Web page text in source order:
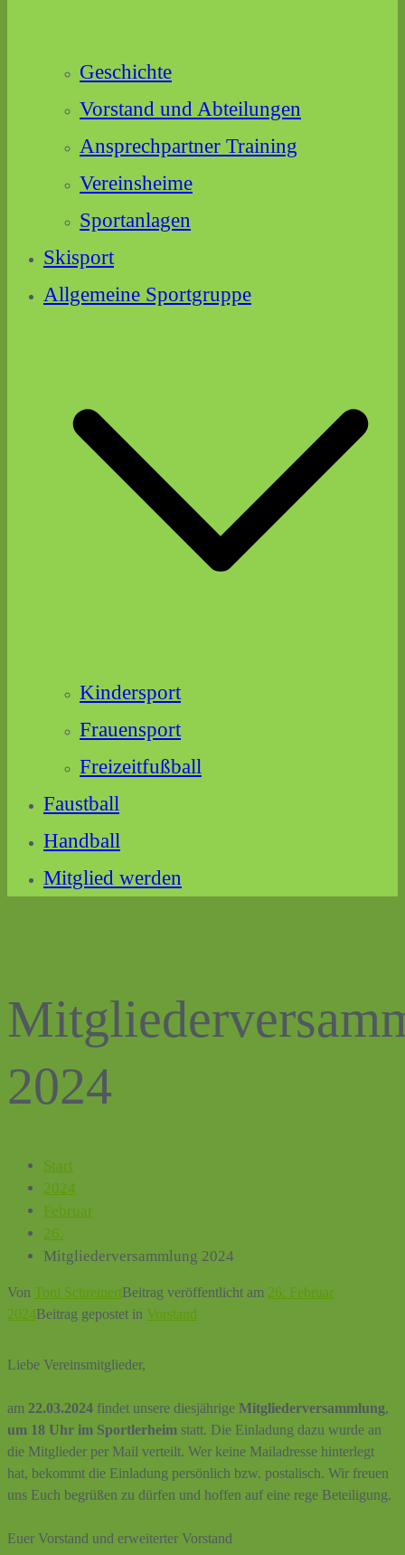
Geschichte
Vorstand und Abteilungen
Ansprechpartner Training
Vereinsheime
Sportanlagen
Skisport
Allgemeine Sportgruppe
Kindersport
Frauensport
Freizeitfußball
Faustball
Handball
Mitglied werden
2024
Start
2024
Februar
26.
Mitgliederversammlung 2024
Von Toni SchreinertBeitrag veröffentlicht am 26. Februar
2024Beitrag gepostet in Vorstand
Liebe Vereinsmitglieder,
am 22.03.2024 findet unsere diesjährige Mitgliederversammlung,
um 18 Uhr im Sportlerheim statt. Die Einladung dazu wurde an
die Mitglieder per Mail verteilt. Wer keine Mailadresse hinterlegt
hat, bekommt die Einladung persönlich bzw. postalisch. Wir freuen
uns Euch begrüßen zu dürfen und hoffen auf eine rege Beteiligung.
Euer Vorstand und erweiterter Vorstand